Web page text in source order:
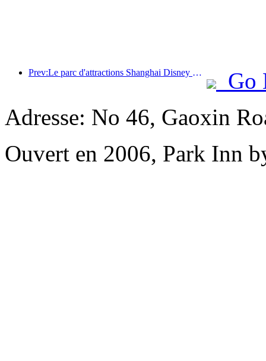
Prev:Le parc d'attractions Shanghai Disney Resort célèbre son 10e anniversaire et a accueilli à ce jour plus de 100 millions de visiteurs.
Go
Adresse: No 46, Gaoxin
Ouvert en 2006, Park Inn